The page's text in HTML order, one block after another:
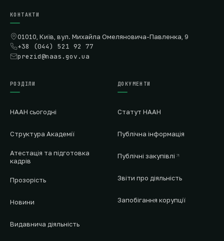
КОНТАКТИ
01010, Київ, вул. Михайла Омеляновича-Павленка, 9
+38 (044) 521 92 77
prezid@naas.gov.ua
РОЗДІЛИ
НААН сьогодні
Структура Академії
Атестація та підготовка
кадрів
Прозорість
Новини
Видавнича діяльність
ДОКУМЕНТИ
Статут НААН
Публічна інформація
Публічні закупівлі
Звіти про діяльність
Запобігання корупції